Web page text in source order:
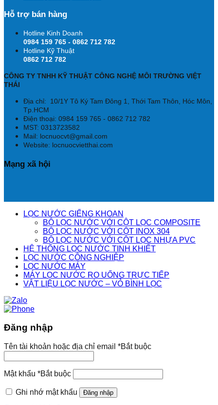
Hỗ trợ bán hàng
Hotline Kinh Doanh
0984 159 765 - 0862 712 782
Hotline Kỹ Thuật
0862 712 782
CÔNG TY TNHH KỸ THUẬT CÔNG NGHỆ MÔI TRƯỜNG VIỆT
THÁI
Địa chỉ:
10/1Y Tô Ký Tam Đông 1, Thới Tam Thôn, Hóc Môn,
Tp.HCM
Điện thoại: 0984 159 765 - 0862 712 782
MST: 0313723582
Mail: locnuocvt@gmail.com
Website: locnuocvietthai.com
Mạng xã hội
LỌC NƯỚC GIẾNG KHOAN
BỘ LỌC NƯỚC VỚI CỘT LỌC COMPOSITE
BỘ LỌC NƯỚC VỚI CỘT INOX 304
BỘ LỌC NƯỚC VỚI CỘT LỌC NHỰA PVC
HỆ THỐNG LỌC NƯỚC TINH KHIẾT
LỌC NƯỚC CÔNG NGHIỆP
LỌC NƯỚC MÁY
MÁY LỌC NƯỚC RO UỐNG TRỰC TIẾP
VẬT LIỆU LỌC NƯỚC – VỎ BÌNH LỌC
Đăng nhập
Tên tài khoản hoặc địa chỉ email *Bắt buộc
Mật khẩu *Bắt buộc
Ghi nhớ mật khẩu Đăng nhập